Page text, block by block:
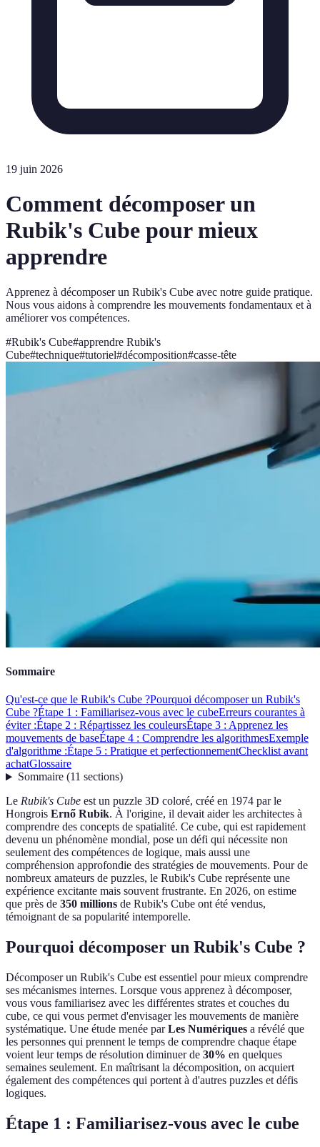
19 juin 2026
Comment décomposer un
Rubik's Cube pour mieux
apprendre
Apprenez à décomposer un Rubik's Cube avec notre guide pratique.
Nous vous aidons à comprendre les mouvements fondamentaux et à
améliorer vos compétences.
#Rubik's Cube#apprendre Rubik's
Cube#technique#tutoriel#décomposition#casse-tête
Sommaire
Qu'est-ce que le Rubik's Cube ?Pourquoi décomposer un Rubik's
Cube ?Étape 1 : Familiarisez-vous avec le cubeErreurs courantes à
éviter :Étape 2 : Répartissez les couleursÉtape 3 : Apprenez les
mouvements de baseÉtape 4 : Comprendre les algorithmesExemple
d'algorithme :Étape 5 : Pratique et perfectionnementChecklist avant
achatGlossaire
Sommaire(11 sections)
Le Rubik's Cube est un puzzle 3D coloré, créé en 1974 par le
Hongrois Ernő Rubik. À l'origine, il devait aider les architectes à
comprendre des concepts de spatialité. Ce cube, qui est rapidement
devenu un phénomène mondial, pose un défi qui nécessite non
seulement des compétences de logique, mais aussi une
compréhension approfondie des stratégies de mouvements. Pour de
nombreux amateurs de puzzles, le Rubik's Cube représente une
expérience excitante mais souvent frustrante. En 2026, on estime
que près de 350 millions de Rubik's Cube ont été vendus,
témoignant de sa popularité intemporelle.
Pourquoi décomposer un Rubik's Cube ?
Décomposer un Rubik's Cube est essentiel pour mieux comprendre
ses mécanismes internes. Lorsque vous apprenez à décomposer,
vous vous familiarisez avec les différentes strates et couches du
cube, ce qui vous permet d'envisager les mouvements de manière
systématique. Une étude menée parLes Numériques a révélé que
les personnes qui prennent le temps de comprendre chaque étape
voient leur temps de résolution diminuer de 30% en quelques
semaines seulement. En maîtrisant la décomposition, on acquiert
également des compétences qui portent à d'autres puzzles et défis
logiques.
Étape 1 : Familiarisez-vous avec le cube